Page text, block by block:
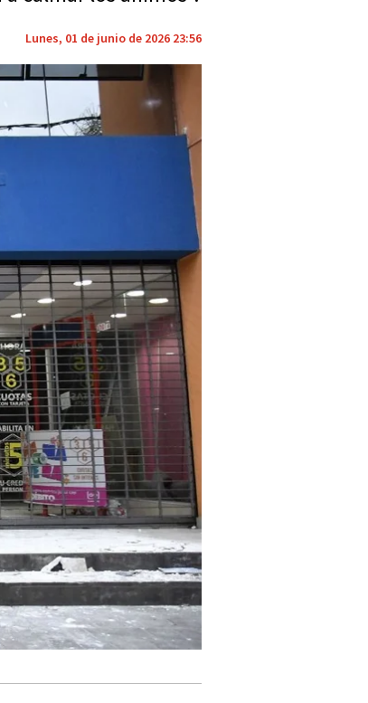
Lunes, 01 de junio de 2026 23:56